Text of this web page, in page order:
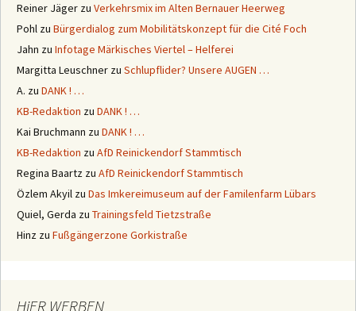
Reiner Jäger zu Verkehrsmix im Alten Bernauer Heerweg
Pohl zu Bürgerdialog zum Mobilitätskonzept für die Cité Foch
Jahn zu Infotage Märkisches Viertel – Helferei
Margitta Leuschner zu Schlupflider? Unsere AUGEN …
A. zu DANK ! …
KB-Redaktion zu DANK ! …
Kai Bruchmann zu DANK ! …
KB-Redaktion zu AfD Reinickendorf Stammtisch
Regina Baartz zu AfD Reinickendorf Stammtisch
Özlem Akyil zu Das Imkereimuseum auf der Familenfarm Lübars
Quiel, Gerda zu Trainingsfeld Tietzstraße
Hinz zu Fußgängerzone Gorkistraße
HiER WERBEN